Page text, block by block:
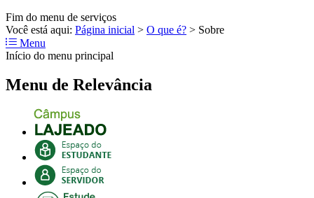
Fim do menu de serviços
Você está aqui: Página inicial > O que é? > Sobre
Menu
Início do menu principal
Menu de Relevância